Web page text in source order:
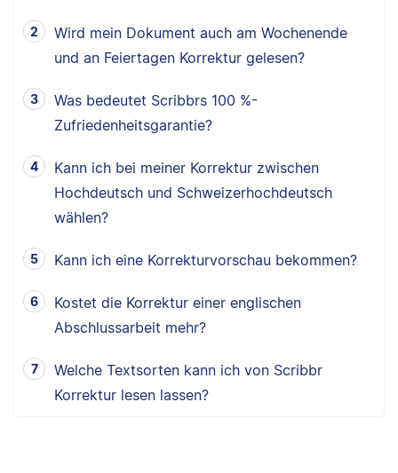
Wird mein Dokument auch am Wochenende
und an Feiertagen Korrektur gelesen?
Was bedeutet Scribbrs 100 %-
Zufriedenheitsgarantie?
Kann ich bei meiner Korrektur zwischen
Hochdeutsch und Schweizerhochdeutsch
wählen?
Kann ich eine Korrekturvorschau bekommen?
Kostet die Korrektur einer englischen
Abschlussarbeit mehr?
Welche Textsorten kann ich von Scribbr
Korrektur lesen lassen?